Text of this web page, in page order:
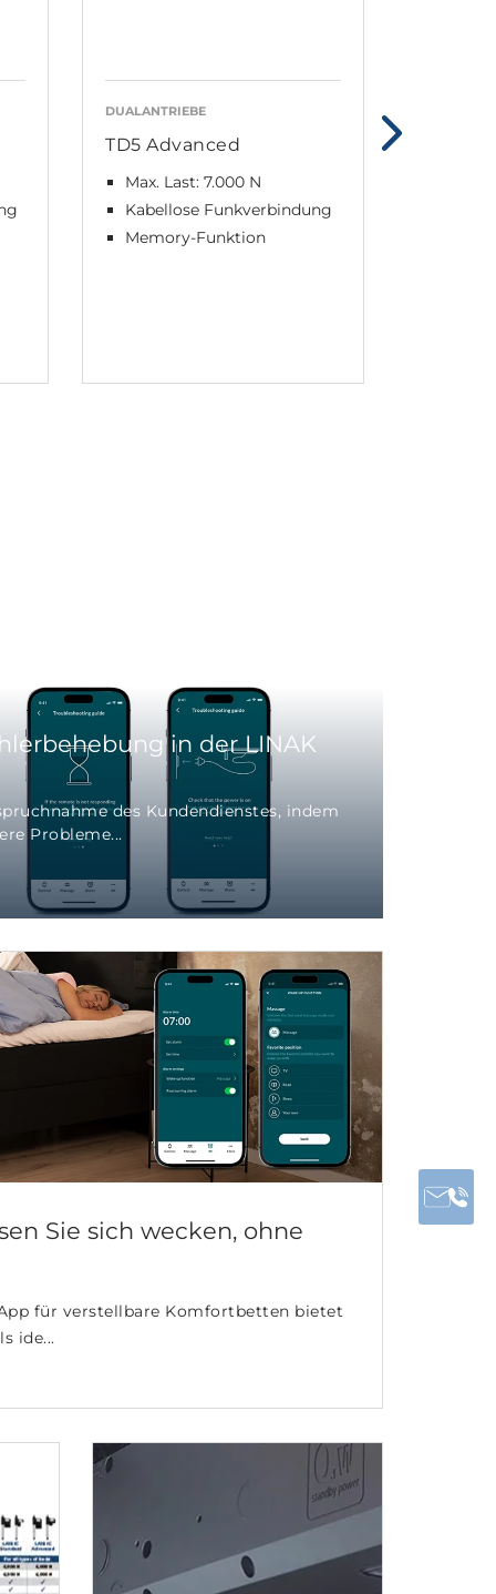
DUALANTRIEBE
TD5 Advanced
Max. Last: 7.000 N
Kabellose Funkverbindung
Memory-Funktion
in der LINAK
des Kundendienstes, indem
Probleme...
Sie sich wecken, ohne
für verstellbare Komfortbetten bietet
ide...